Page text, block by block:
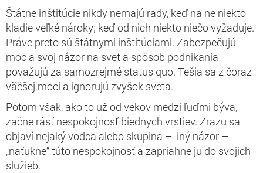
Štátne inštitúcie nikdy nemajú rady, keď na ne niekto
kladie veľké nároky; keď od nich niekto niečo vyžaduje.
Práve preto sú štátnymi inštitúciami. Zabezpečujú
moc a svoj názor na svet a spôsob podnikania
považujú za samozrejmé status quo. Tešia sa z čoraz
väčšej moci a ignorujú zvyšok sveta.
Potom však, ako to už od vekov medzi ľuďmi býva,
začne rásť nespokojnosť biednych vrstiev. Zrazu sa
objaví nejaký vodca alebo skupina – iný názor –
„naťukne“ túto nespokojnosť a zapriahne ju do svojich
služieb.